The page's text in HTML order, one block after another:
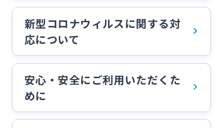
採用情報
お問い合わせ先一覧
新型コロナウィルスに関する対
応について
安心・安全にご利用いただくた
めに